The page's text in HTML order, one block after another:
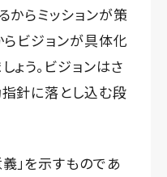
からミッションが策
らビジョンが具体化
ょう。ビジョンはさ
針に落とし込む段
」を示すものであ